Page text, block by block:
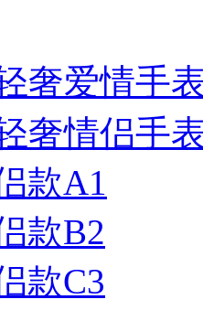
奢爱情手
奢情侣手
款A1
款B2
款C3